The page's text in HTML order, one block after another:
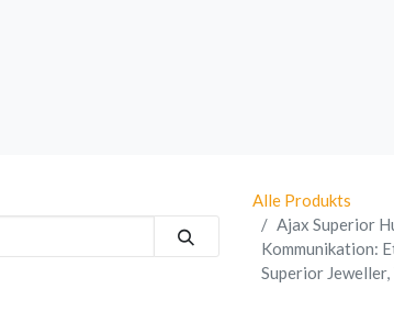
Alle Produkts
Ajax Superior
Kommunikation:
Superior